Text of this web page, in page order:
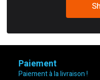
Paiement
Paiement à la livraison !